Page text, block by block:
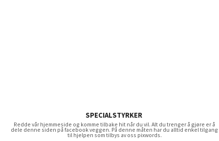
SPECIALSTYRKER
Redde vår hjemmeside og komme tilbake hit når du vil. Alt du trenger å gjøre er å
dele denne siden på facebook veggen. På denne måten har du alltid enkel tilgang
til hjelpen som tilbys av oss pixwords.